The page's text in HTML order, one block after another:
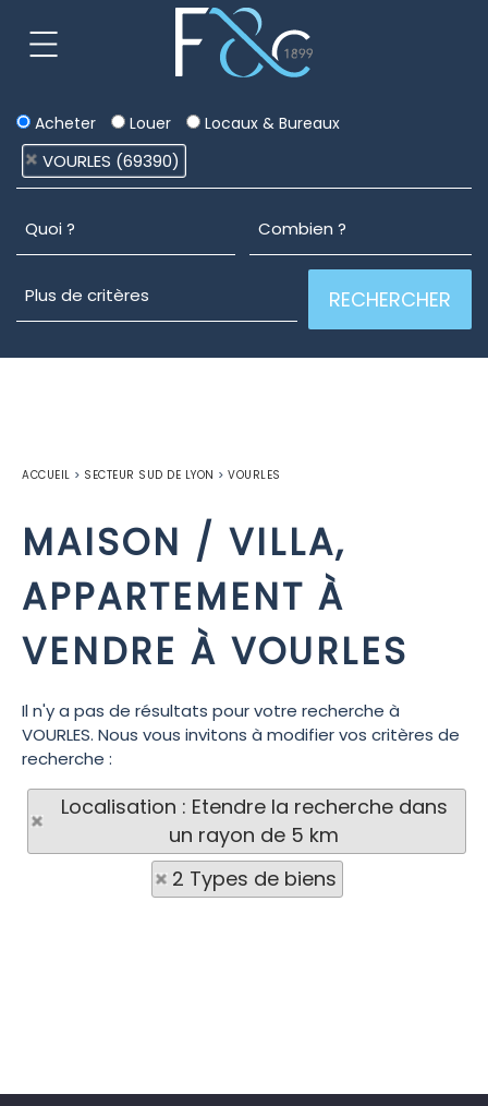
Acheter Louer Locaux & Bureaux
VOURLES (69390)
ACCUEIL > SECTEUR SUD DE LYON > VOURLES
MAISON / VILLA,
APPARTEMENT À
VENDRE À VOURLES
Il n'y a pas de résultats pour votre recherche à
VOURLES. Nous vous invitons à modifier vos critères de
recherche :
Localisation : Etendre la recherche dans
un rayon de 5 km
2 Types de biens